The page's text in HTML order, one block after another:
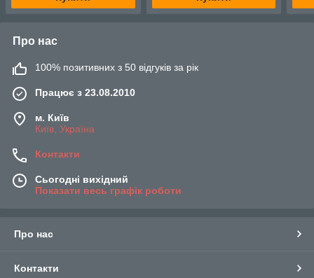
Про нас
100% позитивних з 50 відгуків за рік
Працює з 23.08.2010
м. Київ
Київ, Україна
Контакти
Сьогодні вихідний
Показати весь графік роботи
Про нас
Контакти